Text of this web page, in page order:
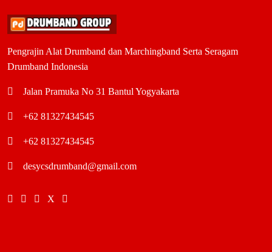
Pengrajin Alat Drumband dan Marchingband Serta Seragam
Drumband Indonesia
Jalan Pramuka No 31 Bantul Yogyakarta
+62 81327434545
+62 81327434545
desycsdrumband@gmail.com